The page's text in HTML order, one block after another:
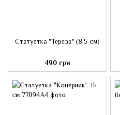
Статуетка "Тереза" (8.5 см)
490 грн